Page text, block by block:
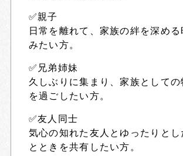
✅親子
日常を離れて、家族の絆を深める
みたい方。
✅兄弟姉妹
久しぶりに集まり、家族としての
を過ごしたい方。
✅友人同士
気心の知れた友人とゆったりとし
とときを共有したい方。